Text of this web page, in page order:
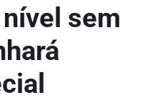
sem